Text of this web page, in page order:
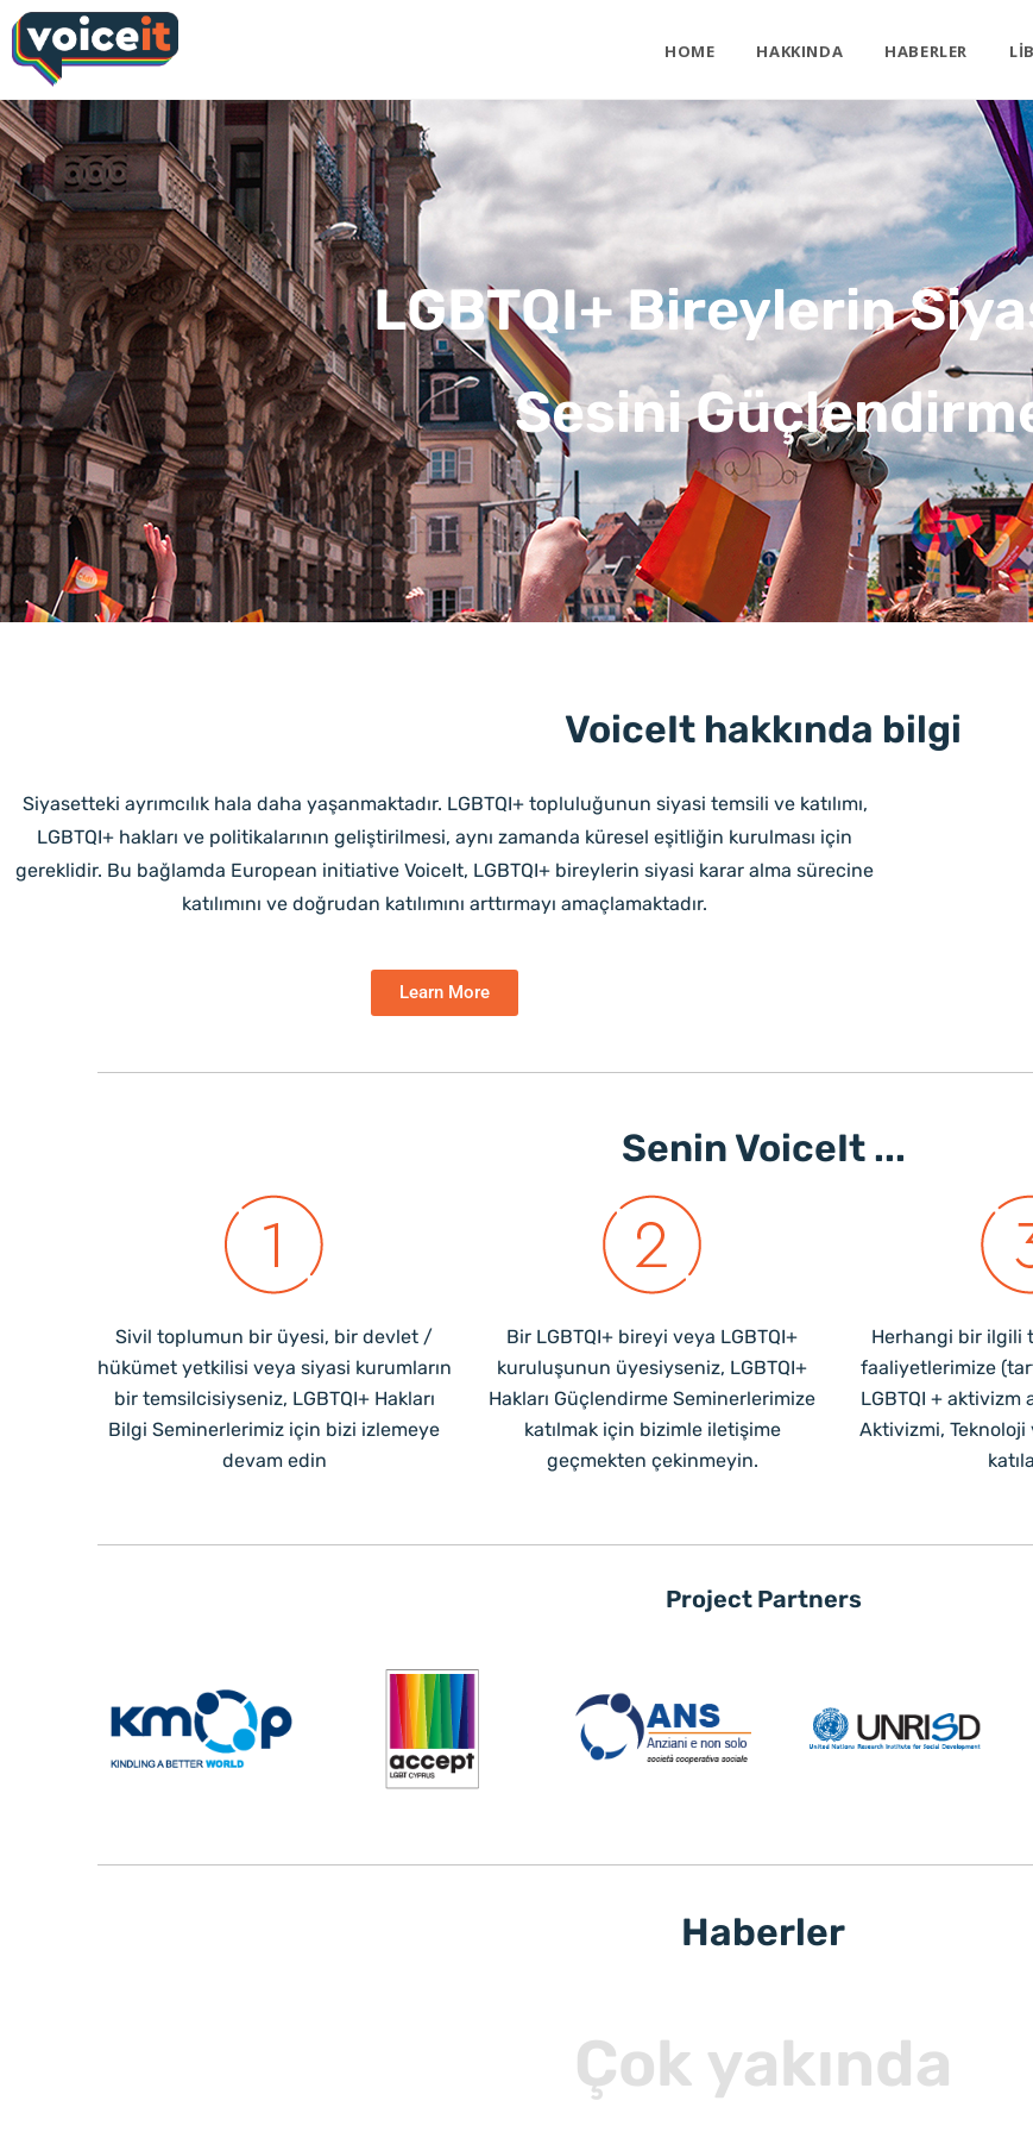
HOME HAKKINDA HABERLER
LGBTQI+ Bireylerin
Sesini
VoiceIt hakkında bilgi
Siyasetteki ayrımcılık hala daha yaşanmaktadır. LGBTQI+ topluluğunun siyasi temsili ve katılımı,
LGBTQI+ hakları ve politikalarının geliştirilmesi, aynı zamanda küresel eşitliğin kurulması için
gereklidir. Bu bağlamda European initiative VoiceIt, LGBTQI+ bireylerin siyasi karar alma sürecine
katılımını ve doğrudan katılımını arttırmayı amaçlamaktadır.
Learn More
Senin VoiceIt ...
Sivil toplumun bir üyesi, bir devlet /
hükümet yetkilisi veya siyasi kurumların
bir temsilcisiyseniz, LGBTQI+ Hakları
Bilgi Seminerlerimiz için bizi izlemeye
devam edin
Bir LGBTQI+ bireyi veya LGBTQI+
kuruluşunun üyesiyseniz, LGBTQI+
Hakları Güçlendirme Seminerlerimize
katılmak için bizimle iletişime
geçmekten çekinmeyin.
Herhangi bir ilgili
faaliyetlerimize
LGBTQI + aktivizm
Aktivizmi,
Project Partners
Haberler
Çok yakında